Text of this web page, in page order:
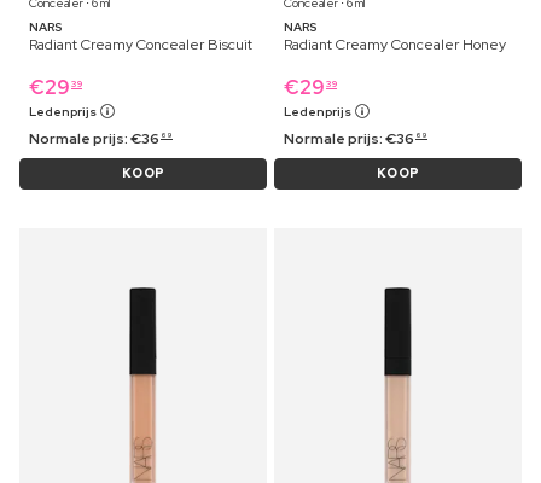
NARS
Radiant Creamy Concealer Biscuit
€29 39
Ledenprijs
Normale prijs:€36 69
KOOP
NARS
Radiant Creamy Concealer Honey
€29 39
Ledenprijs
Normale prijs:€36 69
KOOP